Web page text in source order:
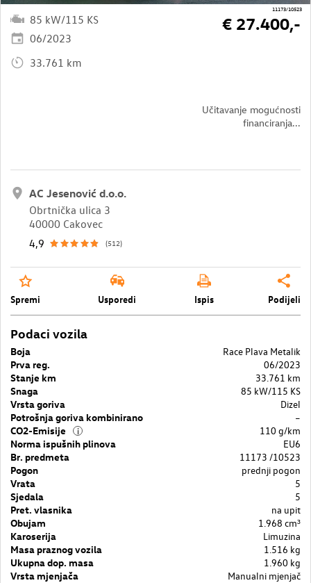
11173/10523
85 kW/115 KS
06/2023
33.761 km
Učitavanje mogućnosti
financiranja...
€ 27.400,-
AC Jesenović d.o.o.
Obrtnička ulica 3
40000 Cakovec
4,9
(512)
Spremi Usporedi Ispis Podijeli
Podaci vozila
Boja
Race Plava Metalik
Prva reg.
06/2023
Stanje km
33.761 km
Snaga
85 kW/115 KS
Vrsta goriva
Dizel
Potrošnja goriva kombinirano
–
CO2-Emisije
i
110 g/km
Norma ispušnih plinova
EU6
Br. predmeta
11173 /10523
Pogon
prednji pogon
Vrata
5
Sjedala
5
Pret. vlasnika
na upit
Obujam
1.968 cm³
Karoserija
Limuzina
Masa praznog vozila
1.516 kg
Ukupna dop. masa
1.960 kg
Vrsta mjenjača
Manualni mjenjač